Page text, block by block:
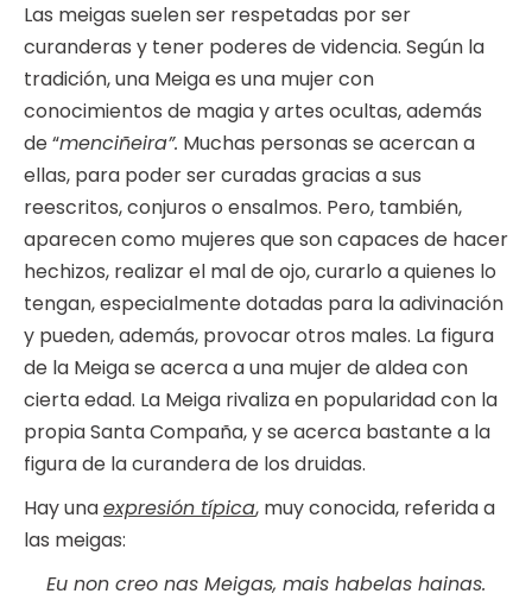
Las meigas suelen ser respetadas por ser
curanderas y tener poderes de videncia. Según la
tradición, una Meiga es una mujer con
conocimientos de magia y artes ocultas, además
de “menciñeira”. Muchas personas se acercan a
ellas, para poder ser curadas gracias a sus
reescritos, conjuros o ensalmos. Pero, también,
aparecen como mujeres que son capaces de hacer
hechizos, realizar el mal de ojo, curarlo a quienes lo
tengan, especialmente dotadas para la adivinación
y pueden, además, provocar otros males. La figura
de la Meiga se acerca a una mujer de aldea con
cierta edad. La Meiga rivaliza en popularidad con la
propia Santa Compaña, y se acerca bastante a la
figura de la curandera de los druidas.
Hay unaexpresión típica, muy conocida, referida a
las meigas:
Eu non creo nas Meigas, mais habelas hainas.